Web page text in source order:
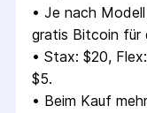
• Je nach
gratis Bitcoin für
• Stax: $20,
$5.
• Beim Kauf